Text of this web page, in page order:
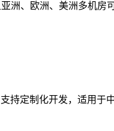
洲、欧洲、美洲多机房可
持定制化开发，适用于